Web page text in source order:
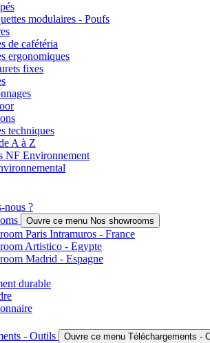
modulaires - Poufs
de cafétéria
ergonomiques
fixes
techniques
A à Z
NF Environnement
nous ?
Ouvre ce menu Nos showrooms
Paris Intramuros - France
Artistico - Egypte
Madrid - Espagne
durable
- Outils Ouvre ce menu Téléchargements -